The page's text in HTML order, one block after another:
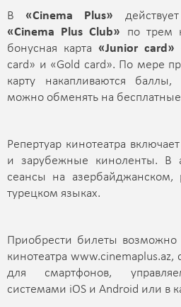
В «Cinema Plus»
«Cinema Plus Club» по трем
бонусная карта «Junior
card» и «Gold card». По мере
карту накапливаются баллы,
можно обменять на
Репертуар кинотеатра
и зарубежные киноленты. В
сеансы на азербайджанском,
турецком языках.
Приобрести билеты
кинотеатра
для смартфонов,
системами iOS и Android или в